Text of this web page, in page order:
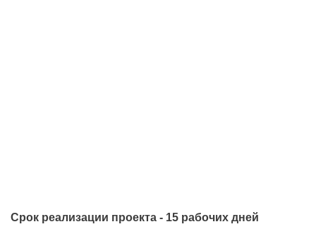
Срок реализации проекта - 15 рабочих дней